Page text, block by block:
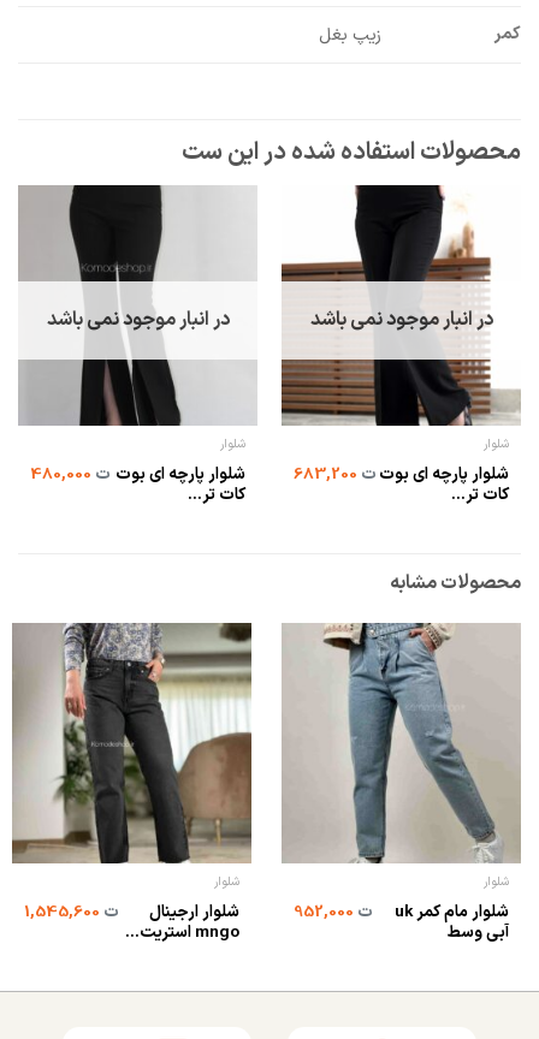
کمر زیپ بغل
در انبار موجود نمی باشد
شلوار
شلوار پارچه ای بوت
کات تر...
ت683,200
در انبار موجود نمی باشد
شلوار
شلوار پارچه ای بوت
کات تر...
ت480,000
محصولات مشابه
شلوار
شلوار مام کمر uk
آبی وسط
ت952,000
شلوار
شلوار ارجینال
mngo استریت...
ت1,545,600